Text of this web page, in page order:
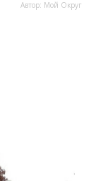
Автор: Мой Округ